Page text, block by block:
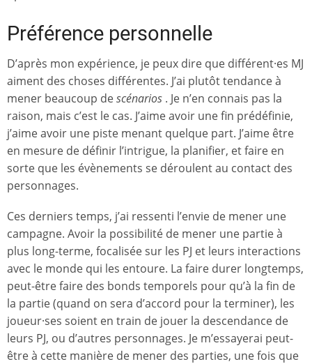
Préférence personnelle
D’après mon expérience, je peux dire que différent·es MJ
aiment des choses différentes. J’ai plutôt tendance à
mener beaucoup descénarios . Je n’en connais pas la
raison, mais c’est le cas. J’aime avoir une fin prédéfinie,
j’aime avoir une piste menant quelque part. J’aime être
en mesure de définir l’intrigue, la planifier, et faire en
sorte que les évènements se déroulent au contact des
personnages.
Ces derniers temps, j’ai ressenti l’envie de mener une
campagne. Avoir la possibilité de mener une partie à
plus long-terme, focalisée sur les PJ et leurs interactions
avec le monde qui les entoure. La faire durer longtemps,
peut-être faire des bonds temporels pour qu’à la fin de
la partie (quand on sera d’accord pour la terminer), les
joueur·ses soient en train de jouer la descendance de
leurs PJ, ou d’autres personnages. Je m’essayerai peut-
être à cette manière de mener des parties, une fois que